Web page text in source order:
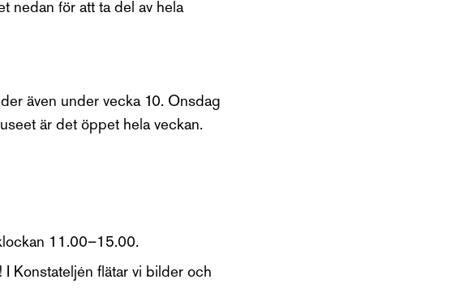
nedan för att ta del av hela
även under vecka 10. Onsdag
är det öppet hela veckan.
11.00–15.00.
Konstateljén flätar vi bilder och